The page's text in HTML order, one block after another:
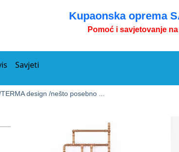
Kupaonska oprema
Pomoć i savjetovanje
Savjeti
TERMA design /nešto posebno ...